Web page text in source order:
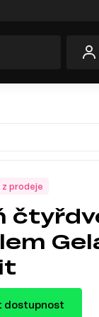
prodeje
dostupnost